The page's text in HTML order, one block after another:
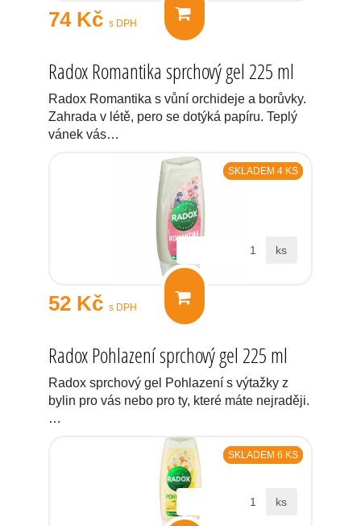
74 Kč s DPH
Radox Romantika sprchový gel 225 ml
Radox Romantika s vůní orchideje a borůvky.
Zahrada v létě, pero se dotýká papíru. Teplý
vánek vás…
SKLADEM 4 KS
52 Kč s DPH
ks
Radox Pohlazení sprchový gel 225 ml
Radox sprchový gel Pohlazení s výtažky z
bylin pro vás nebo pro ty, které máte nejraději.
…
SKLADEM 6 KS
ks